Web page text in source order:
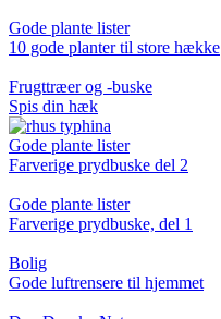
Gode plante lister
10 gode planter til store hække
Frugttræer og -buske
Spis din hæk
Gode plante lister
Farverige prydbuske del 2
Gode plante lister
Farverige prydbuske, del 1
Bolig
Gode luftrensere til hjemmet